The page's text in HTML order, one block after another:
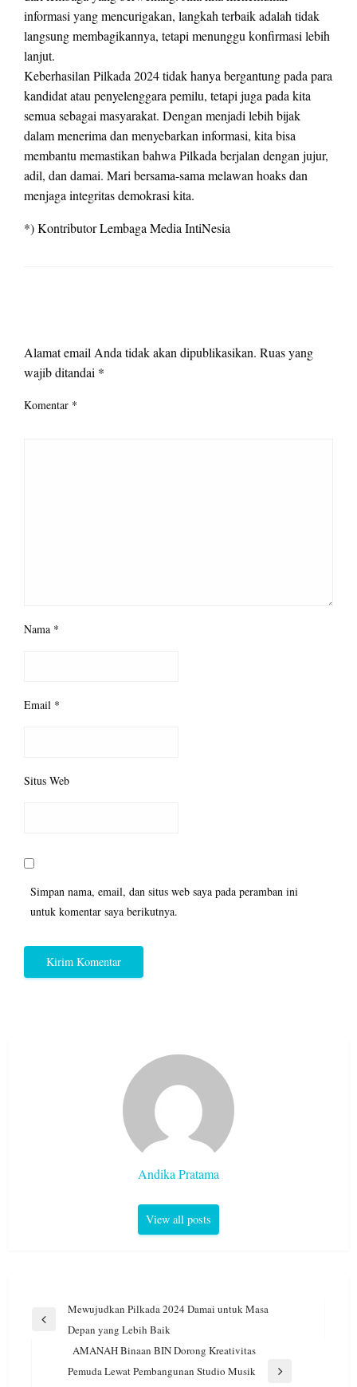
informasi yang mencurigakan, langkah terbaik adalah tidak
langsung membagikannya, tetapi menunggu konfirmasi lebih
lanjut.
Keberhasilan Pilkada 2024 tidak hanya bergantung pada para
kandidat atau penyelenggara pemilu, tetapi juga pada kita
semua sebagai masyarakat. Dengan menjadi lebih bijak
dalam menerima dan menyebarkan informasi, kita bisa
membantu memastikan bahwa Pilkada berjalan dengan jujur,
adil, dan damai. Mari bersama-sama melawan hoaks dan
menjaga integritas demokrasi kita.
*) Kontributor Lembaga Media IntiNesia
Alamat email Anda tidak akan dipublikasikan. Ruas yang
wajib ditandai *
Komentar *
Nama *
Email *
Situs Web
Simpan nama, email, dan situs web saya pada peramban ini
untuk komentar saya berikutnya.
Andika Pratama
View all posts
Navigasi
Previous
Mewujudkan Pilkada 2024 Damai untuk Masa
Depan yang Lebih Baik
AMANAH Binaan BIN Dorong Kreativitas
Pemuda Lewat Pembangunan Studio Musik